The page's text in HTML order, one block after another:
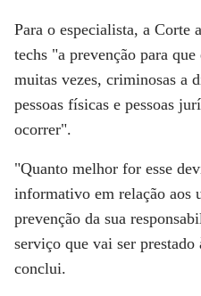
Para o especialista, a Corte
techs "a prevenção para que
muitas vezes, criminosas a
pessoas físicas e pessoas
ocorrer".
"Quanto melhor for esse
informativo em relação aos
prevenção da sua
serviço que vai ser prestado
conclui.